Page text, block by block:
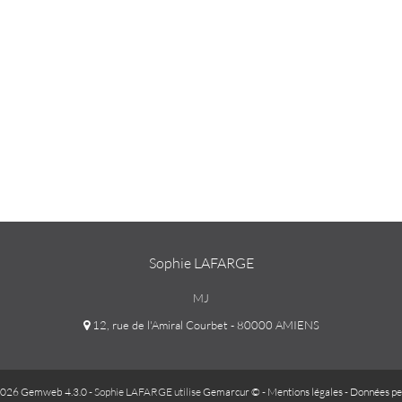
Sophie LAFARGE
MJ
12, rue de l'Amiral Courbet - 80000 AMIENS
Gemweb 4.3.0- Sophie LAFARGE utiliseGemarcur © - Mentions légales- Données